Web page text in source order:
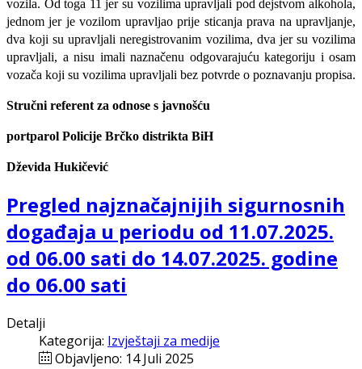
vozila. Od toga 11 jer su vozilima upravljali pod dejstvom alkohola,
jednom jer je vozilom upravljao prije sticanja prava na upravljanje,
dva koji su upravljali neregistrovanim vozilima, dva jer su vozilima
upravljali, a nisu imali naznačenu odgovarajuću kategoriju i osam
vozača koji su vozilima upravljali bez potvrde o poznavanju propisa.
Stručni referent za odnose s javnošću
portparol Policije Brčko distrikta BiH
Dževida Hukičević
Pregled najznačajnijih sigurnosnih
događaja u periodu od 11.07.2025.
od 06.00 sati do 14.07.2025. godine
do 06.00 sati
Detalji
Kategorija: Izvještaji za medije
Objavljeno: 14 Juli 2025